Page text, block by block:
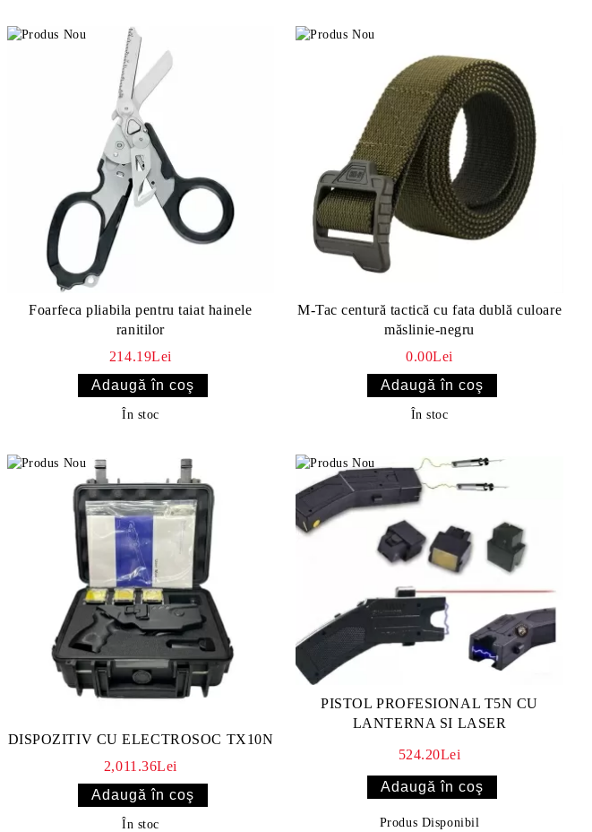
Foarfeca pliabila pentru taiat hainele
ranitilor
214.19Lei
În stoc
M-Tac centură tactică cu fata dublă culoare
măslinie-negru
0.00Lei
În stoc
DISPOZITIV CU ELECTROSOC TX10N
2,011.36Lei
În stoc
PISTOL PROFESIONAL T5N CU
LANTERNA SI LASER
524.20Lei
Produs Disponibil